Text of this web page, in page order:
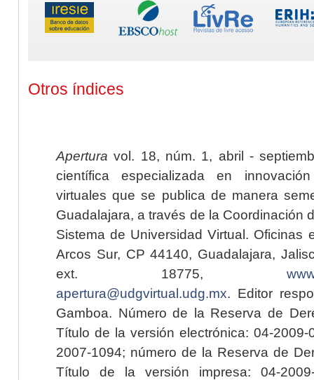
Otros índices
Apertura vol. 18, núm. 1, abril -
científica especializada en
virtuales que se publica de manera
Guadalajara, a través de la Coordinación
Sistema de Universidad Virtual. Oficinas
Arcos Sur, CP 44140, Guadalajara,
ext. 18775,
apertura@udgvirtual.udg.mx. Editor
Gamboa. Número de la Reserva de
Título de la versión electrónica: 04-2009-
2007-1094; número de la Reserva de
Título de la versión impresa: 04-2009-